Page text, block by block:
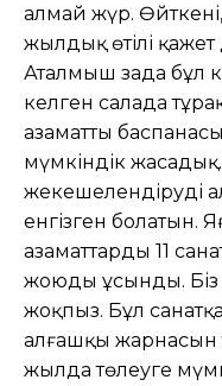
алмай жүр.
жылдық өтілі
Аталмыш заңда бұл
келген салада
азаматтың
мүмкіндік жасадық.
жекешелендіруді
енгізген болатын.
азаматтардың 11
жоюды ұсынды. Біз
жоқпыз. Бұл
алғашқы жарнасын
жылда төлеуге